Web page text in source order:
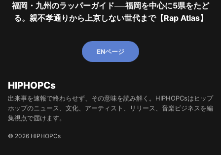
福岡・九州のラッパーガイド──福岡を中心に5県をたど
る。親不孝通りから上京しない世代まで【Rap Atlas】
ENページ
HIPHOPCs
出来事を速報で終わらせず、その意味を読み解く。HIPHOPCsはヒップ
ホップのニュース、文化、アーティスト、リリース、音楽ビジネスを編
集視点で届けます。
© 2026 HIPHOPCs